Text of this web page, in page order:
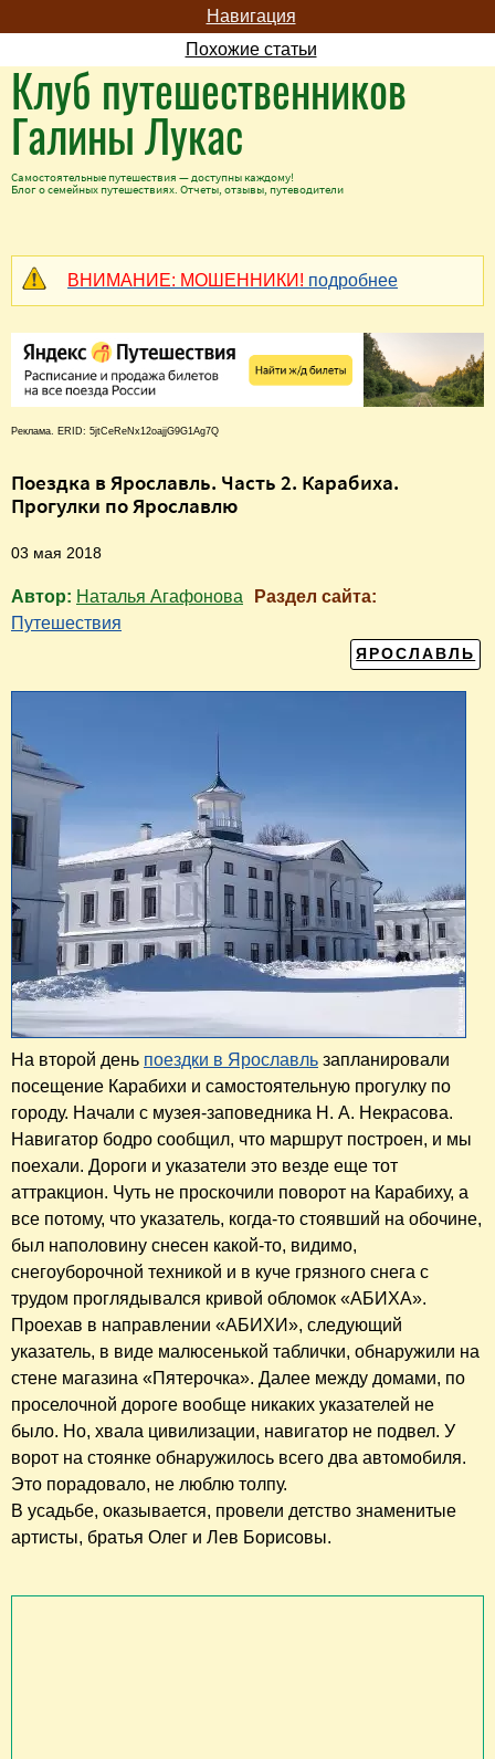
Навигация
Похожие статьи
Клуб путешественников
Галины Лукас
Самостоятельные путешествия — доступны каждому!
Блог о семейных путешествиях. Отчеты, отзывы, путеводители
ВНИМАНИЕ: МОШЕННИКИ! подробнее
Реклама. ERID: 5jtCeReNx12oajjG9G1Ag7Q
Поездка в Ярославль. Часть 2. Карабиха.
Прогулки по Ярославлю
03 мая 2018
Автор: Наталья Агафонова
Раздел сайта:
Путешествия
ЯРОСЛАВЛЬ
На второй день поездки в Ярославль запланировали
посещение Карабихи и самостоятельную прогулку по
городу. Начали с музея-заповедника Н. А. Некрасова.
Навигатор бодро сообщил, что маршрут построен, и мы
поехали. Дороги и указатели это везде еще тот
аттракцион. Чуть не проскочили поворот на Карабиху, а
все потому, что указатель, когда-то стоявший на обочине,
был наполовину снесен какой-то, видимо,
снегоуборочной техникой и в куче грязного снега с
трудом проглядывался кривой обломок «АБИХА».
Проехав в направлении «АБИХИ», следующий
указатель, в виде малюсенькой таблички, обнаружили на
стене магазина «Пятерочка». Далее между домами, по
проселочной дороге вообще никаких указателей не
было. Но, хвала цивилизации, навигатор не подвел. У
ворот на стоянке обнаружилось всего два автомобиля.
Это порадовало, не люблю толпу.
В усадьбе, оказывается, провели детство знаменитые
артисты, братья Олег и Лев Борисовы.